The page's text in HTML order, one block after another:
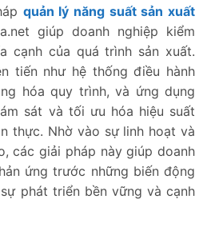
quản lý năng suất sản xuất
giúp doanh nghiệp kiểm
cạnh của quá trình sản xuất.
tiến như hệ thống điều hành
hóa quy trình, và ứng dụng
sát và tối ưu hóa hiệu suất
thực. Nhờ vào sự linh hoạt và
các giải pháp này giúp doanh
ứng trước những biến động
phát triển bền vững và cạnh